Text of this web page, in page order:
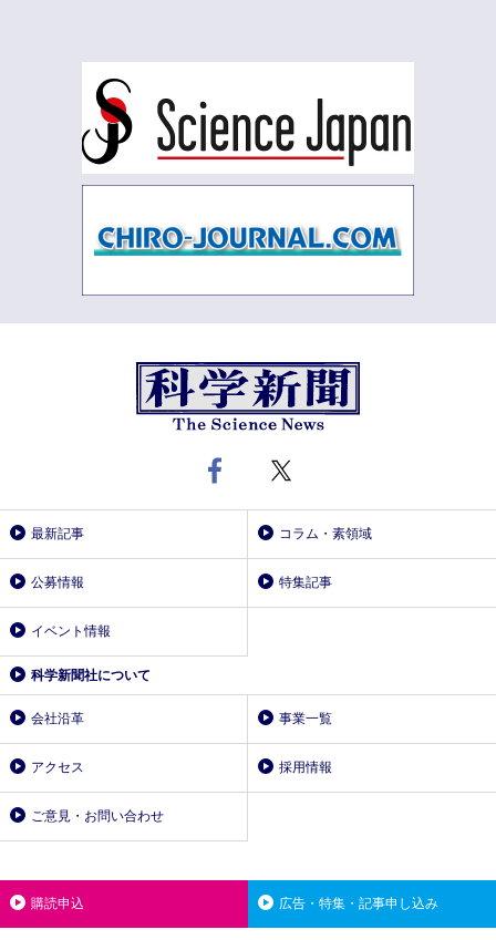
最新記事 コラム・素領域
公募情報 特集記事
イベント情報
科学新聞社について
会社沿革 事業一覧
アクセス 採用情報
ご意見・お問い合わせ
購読申込 広告・特集・記事申し込み